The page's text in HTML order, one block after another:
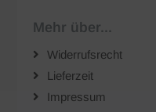
Mehr über...
Widerrufsrecht
Lieferzeit
Impressum